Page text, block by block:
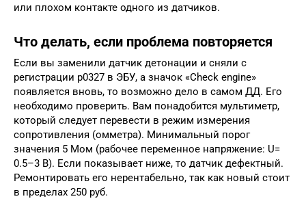
или плохом контакте одного из датчиков.
Что делать, если проблема повторяется
Если вы заменили датчик детонации и сняли с
регистрации p0327 в ЭБУ, а значок «Check engine»
появляется вновь, то возможно дело в самом ДД. Его
необходимо проверить. Вам понадобится мультиметр,
который следует перевести в режим измерения
сопротивления (омметра). Минимальный порог
значения 5 Мом (рабочее переменное напряжение: U=
0.5–3 В). Если показывает ниже, то датчик дефектный.
Ремонтировать его нерентабельно, так как новый стоит
в пределах 250 руб.